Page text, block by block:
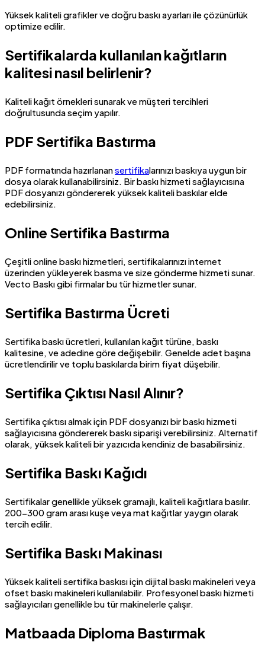
Yüksek kaliteli grafikler ve doğru baskı ayarları ile çözünürlük
optimize edilir.
Sertifikalarda kullanılan kağıtların
kalitesi nasıl belirlenir?
Kaliteli kağıt örnekleri sunarak ve müşteri tercihleri
doğrultusunda seçim yapılır.
PDF Sertifika Bastırma
PDF formatında hazırlanansertifikalarınızı baskıya uygun bir
dosya olarak kullanabilirsiniz. Bir baskı hizmeti sağlayıcısına
PDF dosyanızı göndererek yüksek kaliteli baskılar elde
edebilirsiniz.
Online Sertifika Bastırma
Çeşitli online baskı hizmetleri, sertifikalarınızı internet
üzerinden yükleyerek basma ve size gönderme hizmeti sunar.
Vecto Baskı gibi firmalar bu tür hizmetler sunar.
Sertifika Bastırma Ücreti
Sertifika baskı ücretleri, kullanılan kağıt türüne, baskı
kalitesine, ve adedine göre değişebilir. Genelde adet başına
ücretlendirilir ve toplu baskılarda birim fiyat düşebilir.
Sertifika Çıktısı Nasıl Alınır?
Sertifika çıktısı almak için PDF dosyanızı bir baskı hizmeti
sağlayıcısına göndererek baskı siparişi verebilirsiniz. Alternatif
olarak, yüksek kaliteli bir yazıcıda kendiniz de basabilirsiniz.
Sertifika Baskı Kağıdı
Sertifikalar genellikle yüksek gramajlı, kaliteli kağıtlara basılır.
200-300 gram arası kuşe veya mat kağıtlar yaygın olarak
tercih edilir.
Sertifika Baskı Makinası
Yüksek kaliteli sertifika baskısı için dijital baskı makineleri veya
ofset baskı makineleri kullanılabilir. Profesyonel baskı hizmeti
sağlayıcıları genellikle bu tür makinelerle çalışır.
Matbaada Diploma Bastırmak